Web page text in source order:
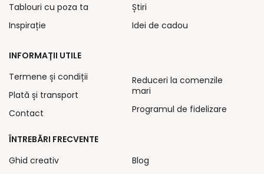
Tablouri cu poza ta
Inspirație
Știri
Idei de cadou
INFORMAȚII UTILE
Termene și condiții
Plată și transport
Contact
Reduceri la comenzile
mari
Programul de fidelizare
ÎNTREBĂRI FRECVENTE
Ghid creativ
Blog